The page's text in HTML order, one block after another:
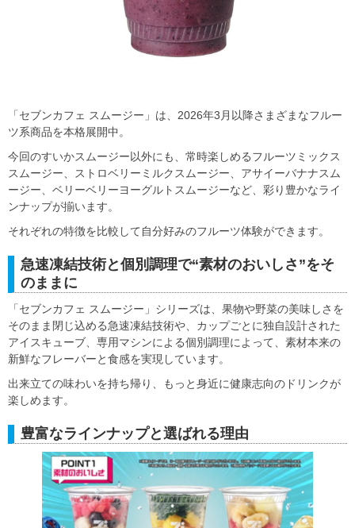
「セブンカフェ スムージー」は、2026年3月以降さまざまなフルー
ツ系商品を本格展開中。
今回のすいかスムージー以外にも、常時楽しめるフルーツミックス
スムージー、ストロベリーミルクスムージー、アサイーバナナスム
ージー、ベリーベリーヨーグルトスムージーなど、彩り豊かなライ
ンナップが揃います。
それぞれの特徴を比較して自分好みのフルーツ体験ができます。
急速凍結技術と個別調理で“素材のおいしさ”をそ
のままに
「セブンカフェ スムージー」シリーズは、果物や野菜の美味しさを
そのまま閉じ込める急速凍結技術や、カップごとに独自設計された
アイスキューブ、専用マシンによる個別調理によって、素材本来の
新鮮なフレーバーと食感を実現しています。
出来立ての味わいを持ち帰り、もっと身近に健康志向のドリンクが
楽しめます。
豊富なラインナップと選ばれる理由